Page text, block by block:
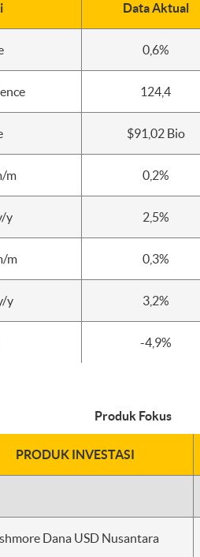
Data Aktual
0,6%
124,4
$91,02 Bio
m 0,2%
y 2,5%
m 0,3%
y 3,2%
-4,9%
Produk Fokus
PRODUK INVESTASI
Dana USD Nusantara